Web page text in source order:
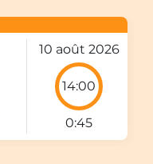
10 août 2026
14:00
0:45